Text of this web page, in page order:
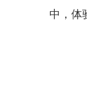
中，体